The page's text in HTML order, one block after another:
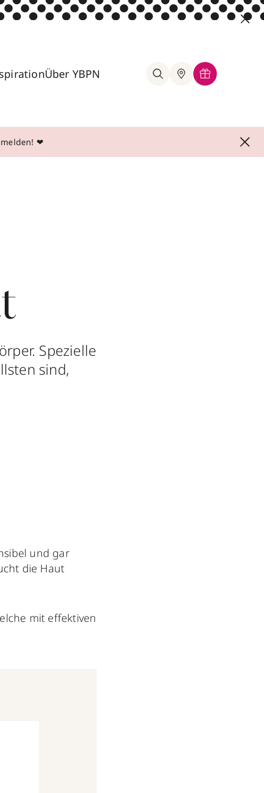
Über YBPN
❤
Spezielle
sind,
und gar
die Haut
mit effektiven